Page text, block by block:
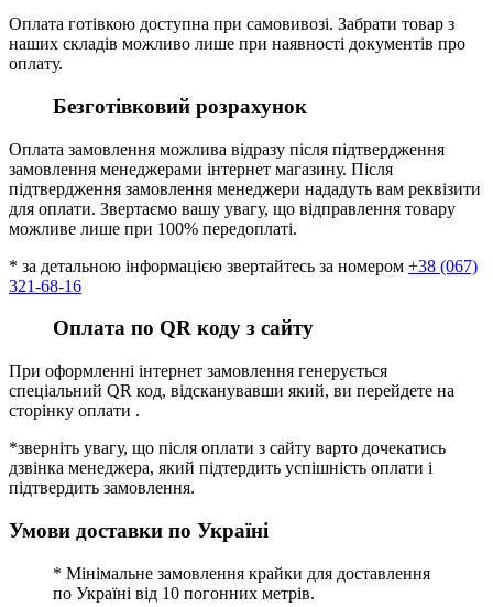
Оплата готівкою доступна при самовивозі. Забрати товар з
наших складів можливо лише при наявності документів про
оплату.
Безготівковий розрахунок
Оплата замовлення можлива відразу після підтвердження
замовлення менеджерами інтернет магазину. Після
підтвердження замовлення менеджери нададуть вам реквізити
для оплати. Звертаємо вашу увагу, що відправлення товару
можливе лише при 100% передоплаті.
* за детальною інформацією звертайтесь за номером +38 (067)
321-68-16
Оплата по QR коду з сайту
При оформленні інтернет замовлення генерується
спеціальний QR код, відсканувавши який, ви перейдете на
сторінку оплати .
*зверніть увагу, що після оплати з сайту варто дочекатись
дзвінка менеджера, який підтердить успішність оплати і
підтвердить замовлення.
Умови доставки по Україні
* Мінімальне замовлення крайки для доставлення
по Україні від 10 погонних метрів.